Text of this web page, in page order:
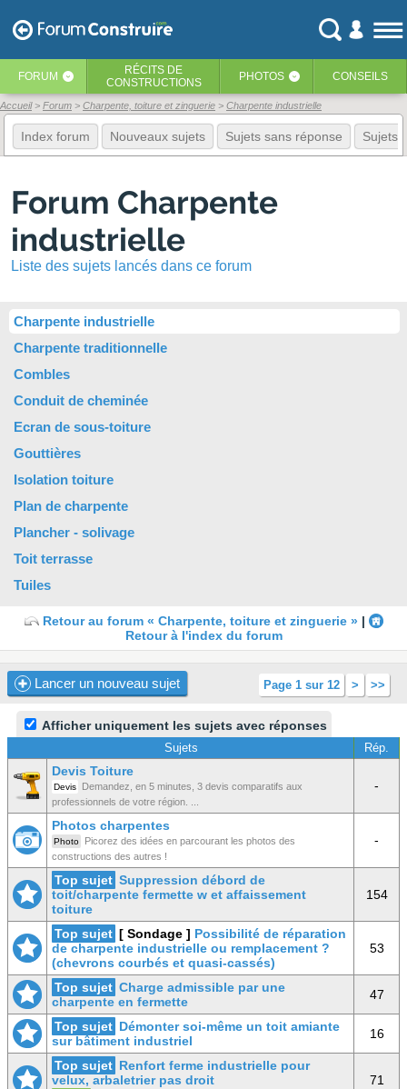
FORUM ‹ RÉCITS DE
CONSTRUCTIONS
PHOTOS ‹ CONSEILS
Accueil Forum Charpente, toiture et zinguerie Charpente industrielle
Index forum Nouveaux sujets Sujets sans réponse Sujets
Forum Charpente
industrielle
Liste des sujets lancés dans ce forum
Charpente industrielle
Charpente traditionnelle
Combles
Conduit de cheminée
Ecran de sous-toiture
Gouttières
Isolation toiture
Plan de charpente
Plancher - solivage
Toit terrasse
Tuiles
Retour au forum « Charpente, toiture et zinguerie »|
Retour à l'index du forum
Page 1 sur 12 > >>
Lancer un nouveau sujet
Afficher uniquement les sujets avec réponses
Sujets Rép.
Devis Toiture
Devis
Demandez, en 5 minutes, 3 devis comparatifs aux
professionnels de votre région. ...
-
Photos charpentes
Photo
Picorez des idées en parcourant les photos des
constructions des autres !
-
Top sujet Suppression débord de
toit/charpente fermette w et affaissement
toiture
154
Top sujet [ Sondage ] Possibilité de réparation
de charpente industrielle ou remplacement ?
(chevrons courbés et quasi-cassés)
53
Top sujet Charge admissible par une
charpente en fermette
47
Top sujet Démonter soi-même un toit amiante
sur bâtiment industriel
16
Top sujet Renfort ferme industrielle pour
velux, arbaletrier pas droit
71